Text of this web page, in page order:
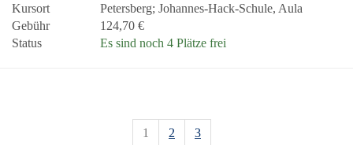
Kursort
Petersberg; Johannes-Hack-Schule, Aula
Gebühr
124,70 €
Status
Es sind noch 4 Plätze frei
1 2 3